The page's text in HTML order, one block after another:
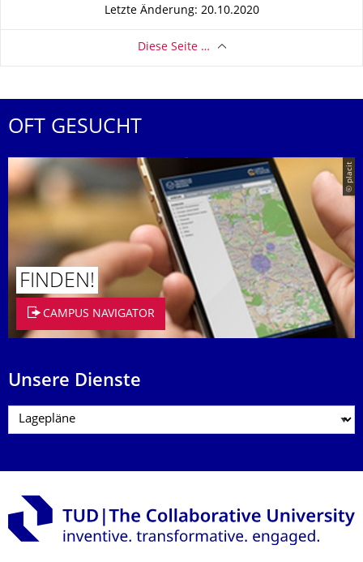
Letzte Änderung: 20.10.2020
Diese Seite …
OFT GESUCHT
© placit
FINDEN!
CAMPUS NAVIGATOR
Unsere Dienste